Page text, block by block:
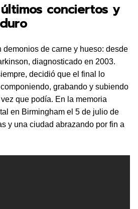
conciertos y
demonios de carne y hueso: desde
diagnosticado en 2003.
decidió que el final lo
grabando y subiendo
que podía. En la memoria
en Birmingham el 5 de julio de
y una ciudad abrazando por fin a